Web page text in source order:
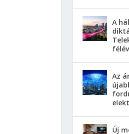
A
Az
Új